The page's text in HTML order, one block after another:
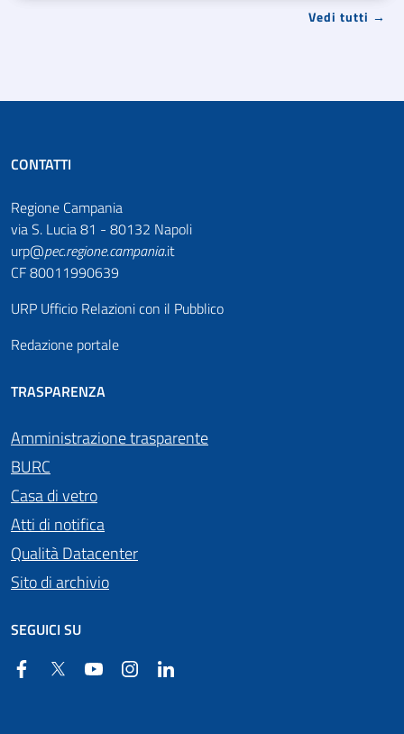
Vedi tutti →
CONTATTI
Regione Campania
via S. Lucia 81 - 80132 Napoli
urp@pec.regione.campania.it
CF 80011990639
URP Ufficio Relazioni con il Pubblico
Redazione portale
TRASPARENZA
Amministrazione trasparente
BURC
Casa di vetro
Atti di notifica
Qualità Datacenter
Sito di archivio
SEGUICI SU
FacebookTwitter YouTube Instagram